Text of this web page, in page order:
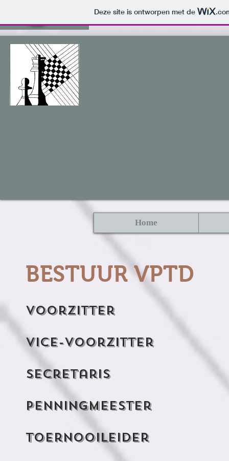
Deze site is ontworpen met de
Home
BESTUUR VPTD
vice-